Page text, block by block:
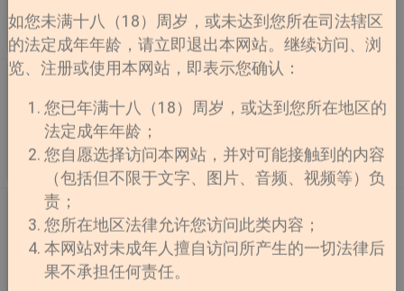
连载
延善集团小儿子，同时也是天才赛车手「延泰晤」。 追
踪目标的过程中，建武目击到泰晤喝下掺了药物的酒，他
选择出手相救却因此错失目标。 当他将被下药的泰晤带
到饭店后，却发现他的样子有点奇怪⋯? 「既然要负责，
走，最后受不了他傲慢的态度而离开了饭店。 他下定决
心不会再与那个男人见面，却得知了红钻石与延善集团有
关的消息⋯ 「这笔债，我一定会讨回来。」 这会是短暂
而炙热的欢愉，还是纠缠不休的残酷宿命？
作者：로,팀 무소식 更新至第38话
偶然遇见的命运【无码】
优信是一名平凡的上班族，从小就对浪漫的爱情故事充满
憧憬。然而，那些他曾以为是在「命运」的引导下才开始
交往的前任男友们，却无一例外全都是烂人…当他决定放
弃梦想，打算平稳过日子的那一刻，一个完全符合他理想
型的人，闯进了他的视线。一次…两次…接着第三次？这
作者：Buja 更新至第10话 最终话
「学长，请吸我的血吧。」这辈子从没被任何人发现自己
其实是吸血鬼的贤承，没想到竟然在一次分组报告中，被
同组的泰熙识破了身分。问题是—为什么偏偏是被一个超
如您未满十八（18）周岁，或未达到您所在司法辖区
的法定成年年龄，请立即退出本网站。继续访问、浏
览、注册或使用本网站，即表示您确认：
您已年满十八（18）周岁，或达到您所在地区的
法定成年年龄；
您自愿选择访问本网站，并对可能接触到的内容
（包括但不限于文字、图片、音频、视频等）负
责；
您所在地区法律允许您访问此类内容；
本网站对未成年人擅自访问所产生的一切法律后
果不承担任何责任。